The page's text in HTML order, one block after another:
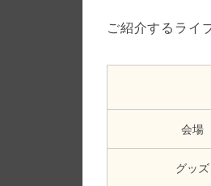
ご紹介するライ
会場
グッズ